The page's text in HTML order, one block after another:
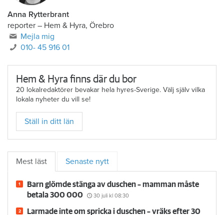
Anna Rytterbrant
reporter – Hem & Hyra, Örebro
Mejla mig
010- 45 916 01
Hem & Hyra finns där du bor
20 lokalredaktörer bevakar hela hyres-Sverige. Välj själv vilka
lokala nyheter du vill se!
Ställ in ditt län
Mest läst Senaste nytt
Barn glömde stänga av duschen – mamman måste
betala 300 000
30 juli kl 08:30
Larmade inte om spricka i duschen – vräks efter 30